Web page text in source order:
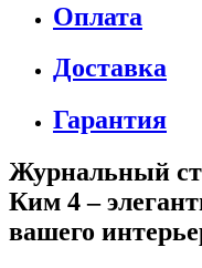
Оплата
Доставка
Гарантия
Журнальный
Ким 4 –
вашего